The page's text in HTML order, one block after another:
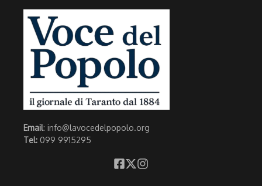
Email: info@lavocedelpopolo.org
Tel: 099 9915295